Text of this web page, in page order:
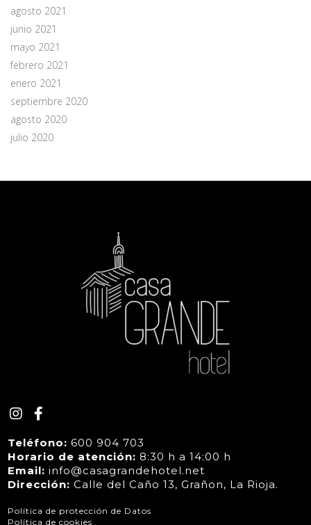
agosto 2021
junio 2021
mayo 2021
febrero 2021
enero 2021
septiembre 2020
agosto 2020
julio 2020
Teléfono: 600 904 703
Horario de atención: 8:30 h a 14:00 h
Email: info@casagrandehotel.net
Dirección: Calle del Caño 13, Grañon, La Rioja.
Política de protección de Datos
Política de cookies